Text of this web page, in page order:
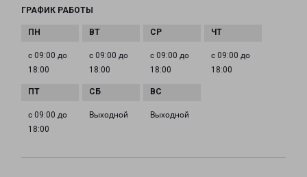
ГРАФИК РАБОТЫ
с 09:00 до
18:00
с 09:00 до
18:00
с 09:00 до
18:00
с 09:00 до
18:00
с 09:00 до
18:00
Выходной Выходной